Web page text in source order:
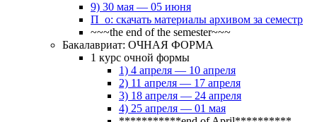
9) 30 мая — 05 июня
П_о: скачать материалы архивом за семестр
~~~the end of the semester~~~
Бакалавриат: ОЧНАЯ ФОРМА
1 курс очной формы
1) 4 апреля — 10 апреля
2) 11 апреля — 17 апреля
3) 18 апреля — 24 апреля
4) 25 апреля — 01 мая